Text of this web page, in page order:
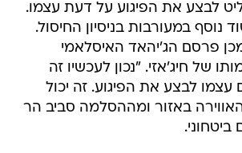
לבצע את הפיגוע על דעת עצמו.
נוסף במעורבות בניסיון החיסול.
פרסם הג'יהאד האיסלאמי
של חיג'אזי. "נכון לעכשיו זה
לבצע את הפיגוע. זה יכול
באזור ומההסלמה סביב הר